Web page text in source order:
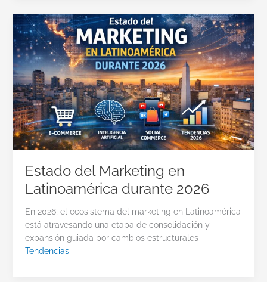
Estado del Marketing en
Latinoamérica durante 2026
En 2026, el ecosistema del marketing en Latinoamérica
está atravesando una etapa de consolidación y
expansión guiada por cambios estructurales
Tendencias